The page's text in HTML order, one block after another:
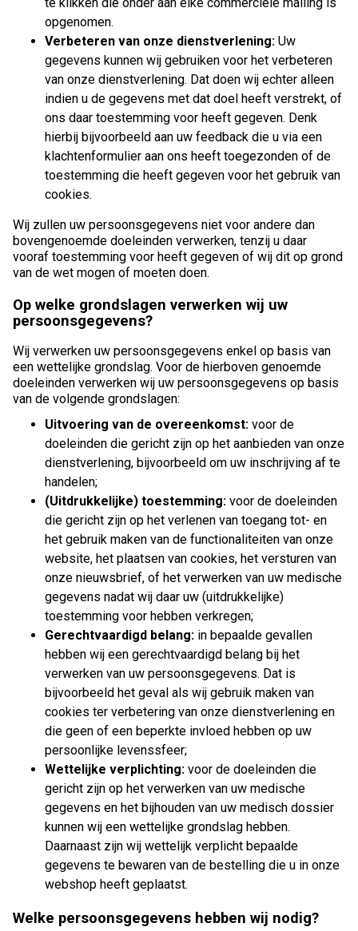
opgenomen.
Verbeteren van onze dienstverlening: Uw
gegevens kunnen wij gebruiken voor het verbeteren
van onze dienstverlening. Dat doen wij echter alleen
indien u de gegevens met dat doel heeft verstrekt, of
ons daar toestemming voor heeft gegeven. Denk
hierbij bijvoorbeeld aan uw feedback die u via een
klachtenformulier aan ons heeft toegezonden of de
toestemming die heeft gegeven voor het gebruik van
cookies.
Wij zullen uw persoonsgegevens niet voor andere dan
bovengenoemde doeleinden verwerken, tenzij u daar
vooraf toestemming voor heeft gegeven of wij dit op grond
van de wet mogen of moeten doen.
Op welke grondslagen verwerken wij uw
persoonsgegevens?
Wij verwerken uw persoonsgegevens enkel op basis van
een wettelijke grondslag. Voor de hierboven genoemde
doeleinden verwerken wij uw persoonsgegevens op basis
van de volgende grondslagen:
Uitvoering van de overeenkomst: voor de
doeleinden die gericht zijn op het aanbieden van onze
dienstverlening, bijvoorbeeld om uw inschrijving af te
handelen;
(Uitdrukkelijke) toestemming: voor de doeleinden
die gericht zijn op het verlenen van toegang tot- en
het gebruik maken van de functionaliteiten van onze
website, het plaatsen van cookies, het versturen van
onze nieuwsbrief, of het verwerken van uw medische
gegevens nadat wij daar uw (uitdrukkelijke)
toestemming voor hebben verkregen;
Gerechtvaardigd belang: in bepaalde gevallen
hebben wij een gerechtvaardigd belang bij het
verwerken van uw persoonsgegevens. Dat is
bijvoorbeeld het geval als wij gebruik maken van
cookies ter verbetering van onze dienstverlening en
die geen of een beperkte invloed hebben op uw
persoonlijke levenssfeer;
Wettelijke verplichting: voor de doeleinden die
gericht zijn op het verwerken van uw medische
gegevens en het bijhouden van uw medisch dossier
kunnen wij een wettelijke grondslag hebben.
Daarnaast zijn wij wettelijk verplicht bepaalde
gegevens te bewaren van de bestelling die u in onze
webshop heeft geplaatst.
Welke persoonsgegevens hebben wij nodig?